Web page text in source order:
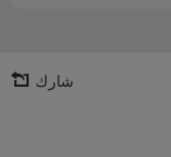
شارك